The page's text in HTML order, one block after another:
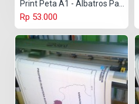
Rp 53.000